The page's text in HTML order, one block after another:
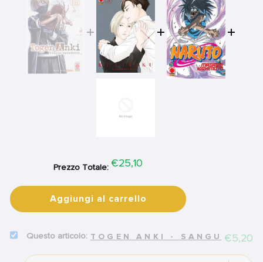
Prezzo Totale: Price
€25,10
Aggiungi al carrello
SELECT
ANKI
TOGEN ANKI - SANGUEPrice
€5,20